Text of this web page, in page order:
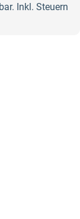
Inkl. Steuern